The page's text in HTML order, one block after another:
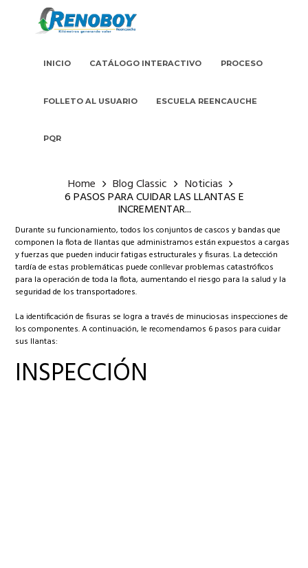
INICIO CATÁLOGO INTERACTIVO PROCESO
FOLLETO AL USUARIO ESCUELA REENCAUCHE
PQR
Home Blog Classic Noticias
6 PASOS PARA CUIDAR LAS LLANTAS E
INCREMENTAR...
Durante su funcionamiento, todos los conjuntos de cascos y bandas que
componen la flota de llantas que administramos están expuestos a cargas
y fuerzas que pueden inducir fatigas estructurales y fisuras. La detección
tardía de estas problemáticas puede conllevar problemas catastróficos
para la operación de toda la flota, aumentando el riesgo para la salud y la
seguridad de los transportadores.
La identificación de fisuras se logra a través de minuciosas inspecciones de
los componentes. A continuación, le recomendamos 6 pasos para cuidar
sus llantas:
INSPECCIÓN